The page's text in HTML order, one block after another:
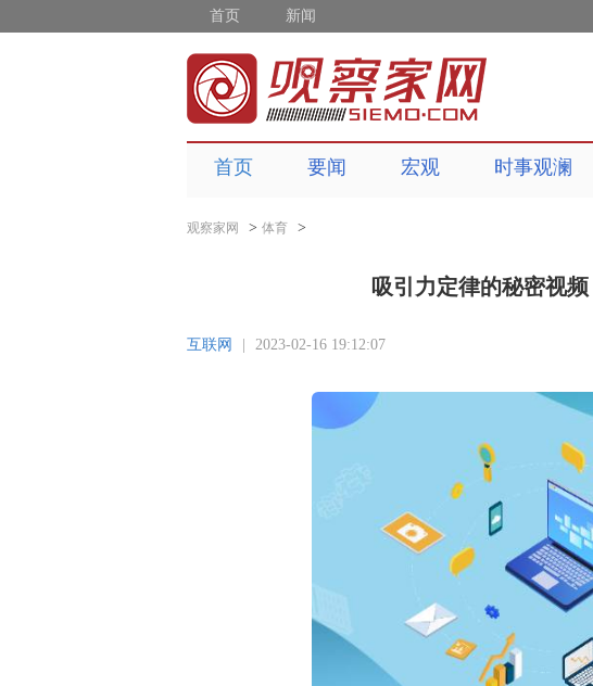
首页 新闻
首页 要闻 宏观 时事观澜
观察家网 > 体育 >
吸引力定律的秘密视频
互联网 2023-02-16 19:12:07